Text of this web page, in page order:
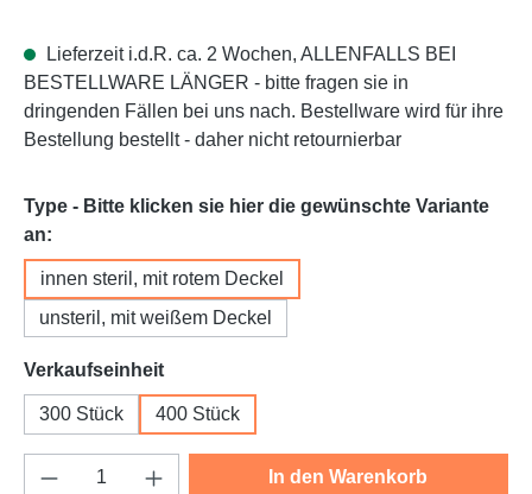
Lieferzeit i.d.R. ca. 2 Wochen, ALLENFALLS BEI
BESTELLWARE LÄNGER - bitte fragen sie in
dringenden Fällen bei uns nach. Bestellware wird für ihre
Bestellung bestellt - daher nicht retournierbar
Type - Bitte klicken sie hier die gewünschte Variante
an:
innen steril, mit rotem Deckel
unsteril, mit weißem Deckel
Verkaufseinheitauswählen
300 Stück 400 Stück
Produkt Anzahl: Gib den gewünschten
In den Warenkorb